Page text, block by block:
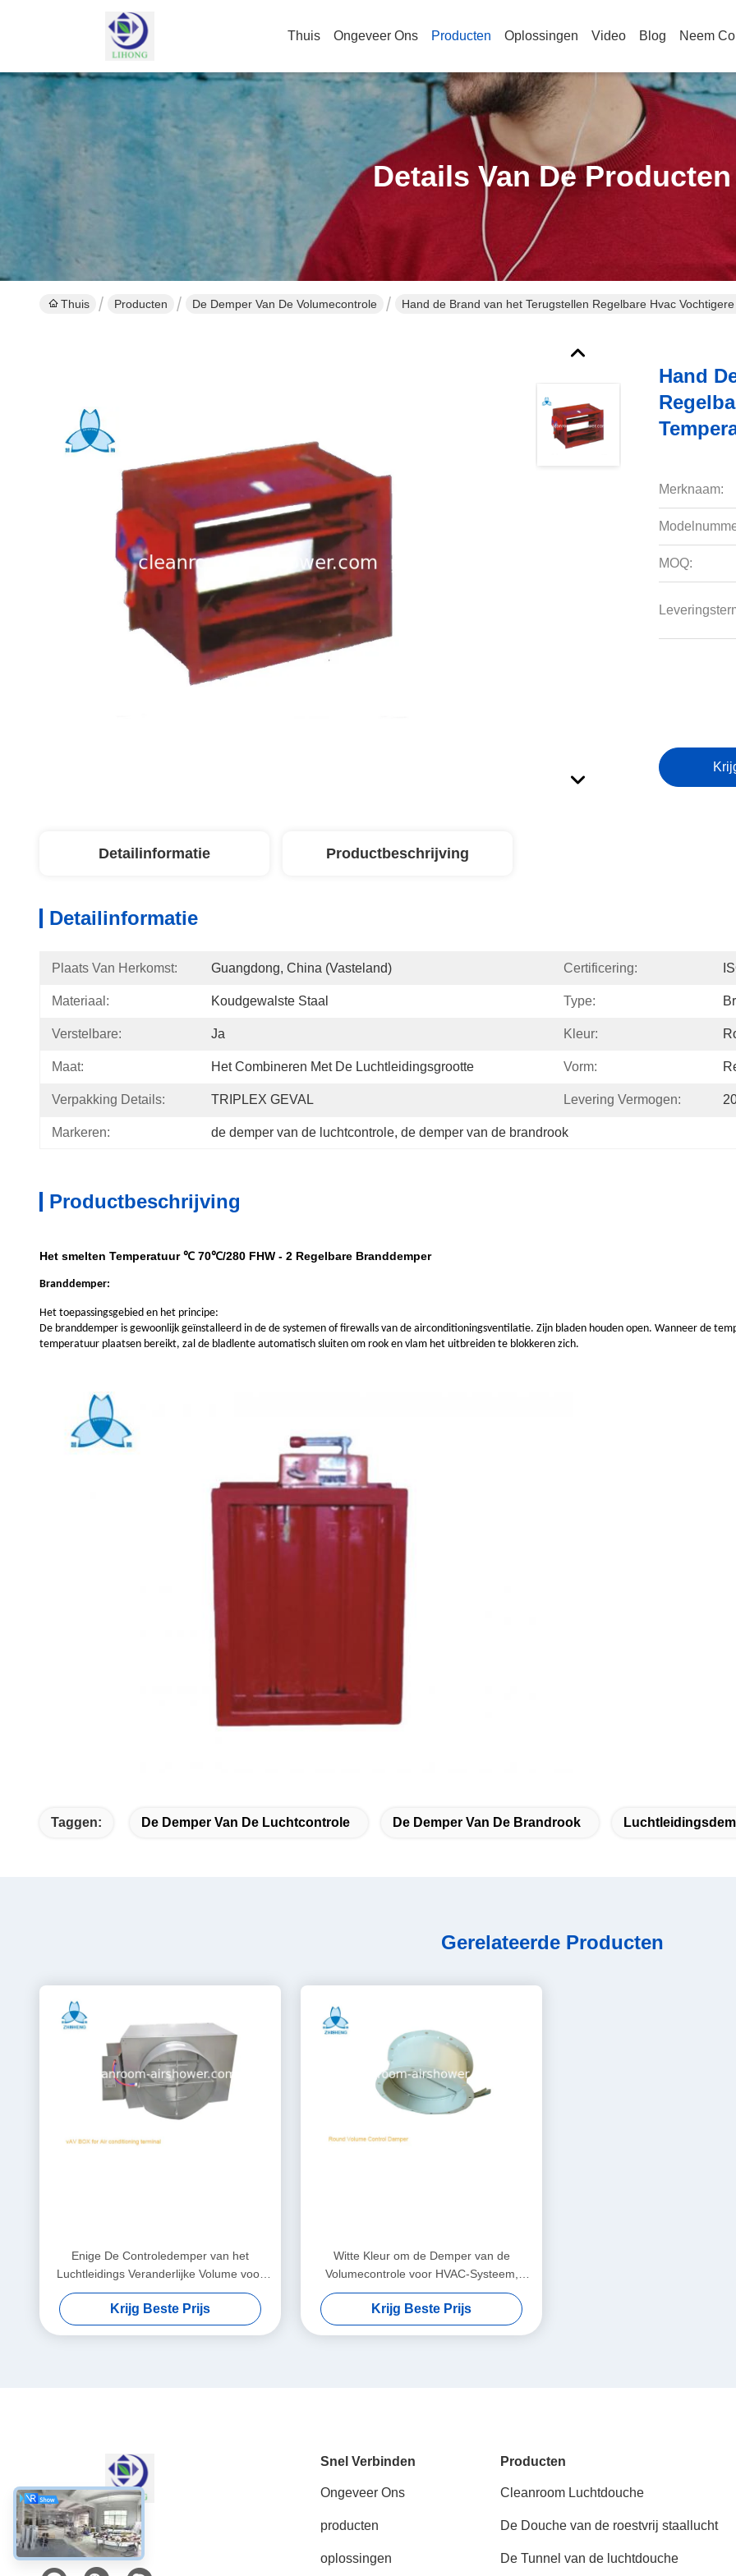
Thuis Ongeveer Ons Producten Oplossingen Video Blog Neem
Details Van De Producten
Thuis Producten De Demper Van De Volumecontrole Hand de Brand van het Terugstellen Regelbare Hvac
Hand
Merknaam:
MOQ:
Detailinformatie Productbeschrijving
Detailinformatie
Plaats Van Herkomst: Guangdong, China (vasteland) Certificering:
Materiaal: Koudgewalste Staal Type:
Verstelbare: Ja Kleur:
Maat: Het Combineren Met De Luchtleidingsgrootte Vorm:
Verpakking Details: TRIPLEX GEVAL Levering Vermogen:
Markeren: de demper van de luchtcontrole, de demper van de brandrook
Productbeschrijving
Het smelten Temperatuur ℃ 70℃/280 FHW - 2 Regelbare Branddemper
Branddemper:
Het toepassingsgebied en het principe:
De branddemper is gewoonlijk geïnstalleerd in de de systemen of firewalls van de airconditioningsventilatie. Zijn bladen houden open. Wanneer de
temperatuur plaatsen bereikt, zal de bladlente automatisch sluiten om rook en vlam het uitbreiden te blokkeren zich.
Taggen: De Demper Van De Luchtcontrole De Demper Van De Brandrook
Gerelateerde Producten
Enige De Controledemper van het
Luchtleidings Veranderlijke Volume voor
Vakje van de Airconditioner het
Eindeenheid VAV
Krijg Beste Prijs
Witte Kleur om de Demper van de
Volumecontrole voor HVAC-Systeem,
Overgegaane ISO9001
Krijg Beste Prijs
Sociale media
Snel Verbinden
Ongeveer Ons
producten
oplossingen
Producten
Cleanroom Luchtdouche
De Douche van de roestvrij staallucht
De Tunnel van de luchtdouche